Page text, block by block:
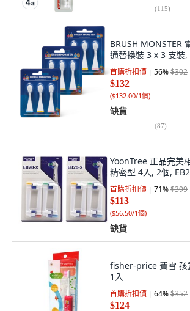
(115)
BRUSH MONSTER
通替換裝 3 x 3 支裝,
首購折扣價 56%$302
$132
($132.00/1個)
缺貨
(87)
YoonTree 正品完美
精密型 4入, 2個,
首購折扣價 71%$399
$113
($56.50/1個)
缺貨
fisher-price 費雪 孩
1入
首購折扣價 64%$352
$124